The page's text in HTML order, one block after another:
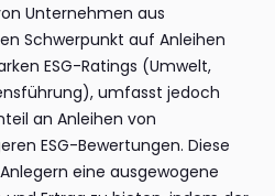
Unternehmen aus
Schwerpunkt auf Anleihen
ESG-Ratings (Umwelt,
umfasst jedoch
an Anleihen von
ESG-Bewertungen. Diese
eine ausgewogene